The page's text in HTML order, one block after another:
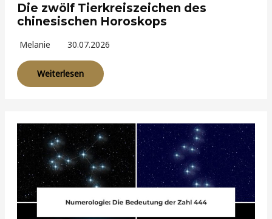
Die zwölf Tierkreiszeichen des
chinesischen Horoskops
Melanie 30.07.2026
Weiterlesen